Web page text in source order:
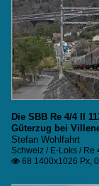
Die SBB Re 4/4 II
Güterzug bei
Stefan Wohlfahrt
Schweiz / E-Loks / Re
 68 1400x1026 Px,